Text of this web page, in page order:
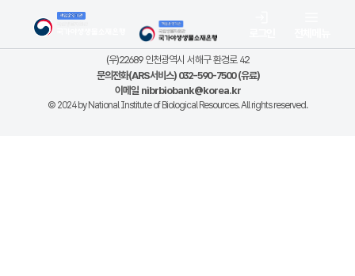
(우)22689 인천광역시 서해구 환경로 42
문의전화(ARS서비스) 032-590-7500 (유료)
이메일 nibrbiobank@korea.kr
© 2024 by National Institute of Biological Resources. All rights reserved.